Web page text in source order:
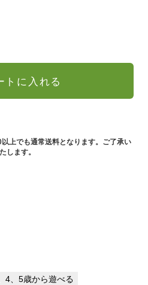
トに入れる
上でも通常送料となります。ご了承い
します。
4、5歳から遊べる